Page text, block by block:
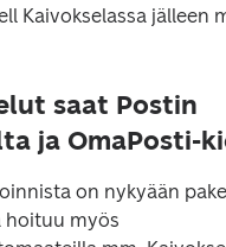
Kaivokselassa jälleen
saat Postin
ja OmaPosti-
on nykyään
hoituu myös